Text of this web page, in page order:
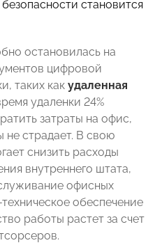
становится
остановилась на
цифровой
таких как удаленная
удаленки 24%
затраты на офис,
не страдает. В свою
снизить расходы
внутреннего штата,
офисных
обеспечение
работы растет за счет